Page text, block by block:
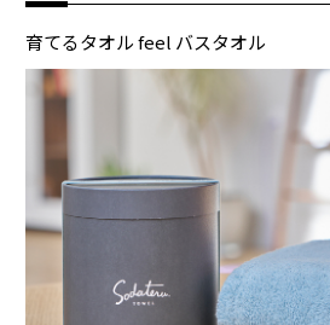
育てるタオル feel バスタオル